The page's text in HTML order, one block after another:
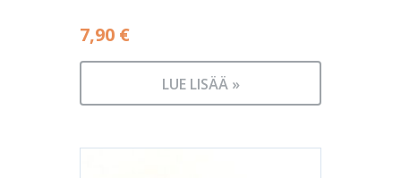
7,90 €
LUE LISÄÄ »